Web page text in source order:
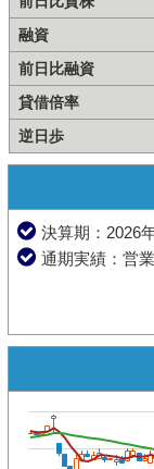
融資
前日比融資
貸借倍率
逆日歩
決算期：2026
通期実績：営